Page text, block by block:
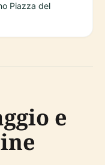
Piazza del
e